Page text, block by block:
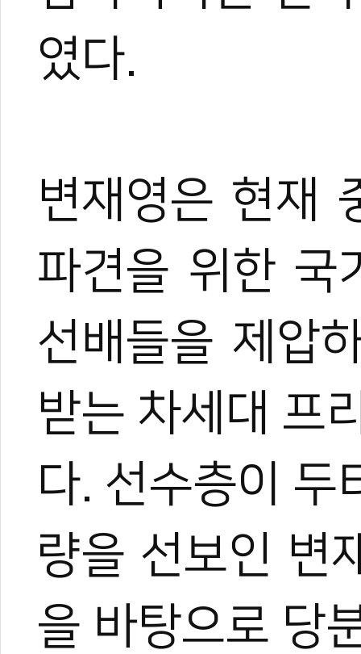
였다.
변재영은 현재
파견을 위한 국
선배들을 제압
받는 차세대 프
다. 선수층이 두
량을 선보인 변
을 바탕으로 당
0
0 0